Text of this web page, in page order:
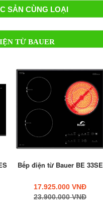
SẢN CÙNG LOẠI
TỪ BAUER
Bếp điện từ Bauer BE 33SE
17.925.000 VNĐ
23.900.000 VNĐ